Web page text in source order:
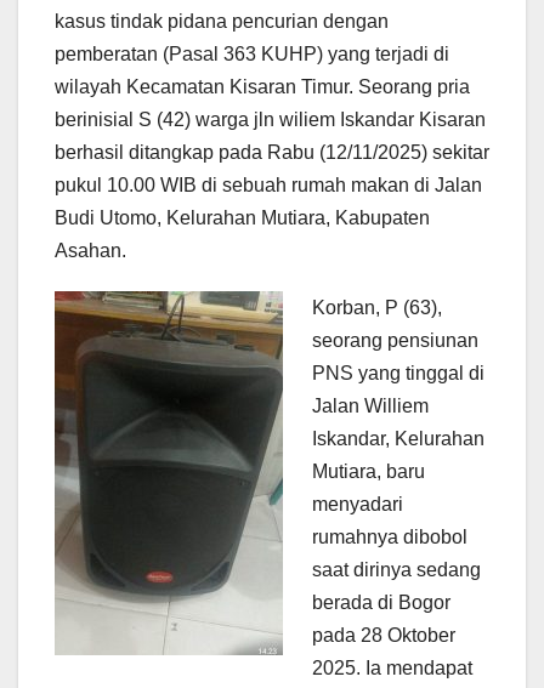
kasus tindak pidana pencurian dengan
pemberatan (Pasal 363 KUHP) yang terjadi di
wilayah Kecamatan Kisaran Timur. Seorang pria
berinisial S (42) warga jln wiliem Iskandar Kisaran
berhasil ditangkap pada Rabu (12/11/2025) sekitar
pukul 10.00 WIB di sebuah rumah makan di Jalan
Budi Utomo, Kelurahan Mutiara, Kabupaten
Asahan.
Korban, P (63),
seorang pensiunan
PNS yang tinggal di
Jalan Williem
Iskandar, Kelurahan
Mutiara, baru
menyadari
rumahnya dibobol
saat dirinya sedang
berada di Bogor
pada 28 Oktober
2025. Ia mendapat